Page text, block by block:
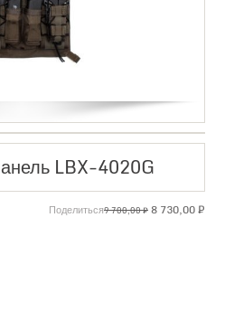
LBX-4020G
9 700,00₽ 8 730,00₽
Поделиться